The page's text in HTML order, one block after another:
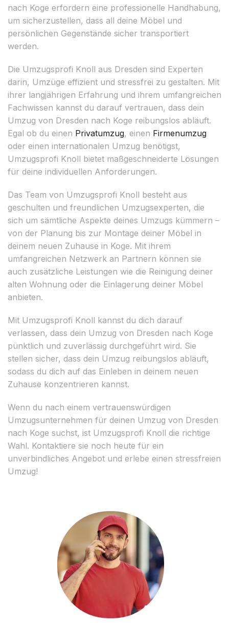
nach Koge erfordern eine professionelle Handhabung,
um sicherzustellen, dass all deine Möbel und
persönlichen Gegenstände sicher transportiert
werden.
Die Umzugsprofi Knoll aus Dresden sind Experten
darin, Umzüge effizient und stressfrei zu gestalten. Mit
ihrer langjährigen Erfahrung und ihrem umfangreichen
Fachwissen kannst du darauf vertrauen, dass dein
Umzug von Dresden nach Koge reibungslos abläuft.
Egal ob du einen Privatumzug, einen Firmenumzug
oder einen internationalen Umzug benötigst,
Umzugsprofi Knoll bietet maßgeschneiderte Lösungen
für deine individuellen Anforderungen.
Das Team von Umzugsprofi Knoll besteht aus
geschulten und freundlichen Umzugsexperten, die
sich um sämtliche Aspekte deines Umzugs kümmern –
von der Planung bis zur Montage deiner Möbel in
deinem neuen Zuhause in Koge. Mit ihrem
umfangreichen Netzwerk an Partnern können sie
auch zusätzliche Leistungen wie die Reinigung deiner
alten Wohnung oder die Einlagerung deiner Möbel
anbieten.
Mit Umzugsprofi Knoll kannst du dich darauf
verlassen, dass dein Umzug von Dresden nach Koge
pünktlich und zuverlässig durchgeführt wird. Sie
stellen sicher, dass dein Umzug reibungslos abläuft,
sodass du dich auf das Einleben in deinem neuen
Zuhause konzentrieren kannst.
Wenn du nach einem vertrauenswürdigen
Umzugsunternehmen für deinen Umzug von Dresden
nach Koge suchst, ist Umzugsprofi Knoll die richtige
Wahl. Kontaktiere sie noch heute für ein
unverbindliches Angebot und erlebe einen stressfreien
Umzug!